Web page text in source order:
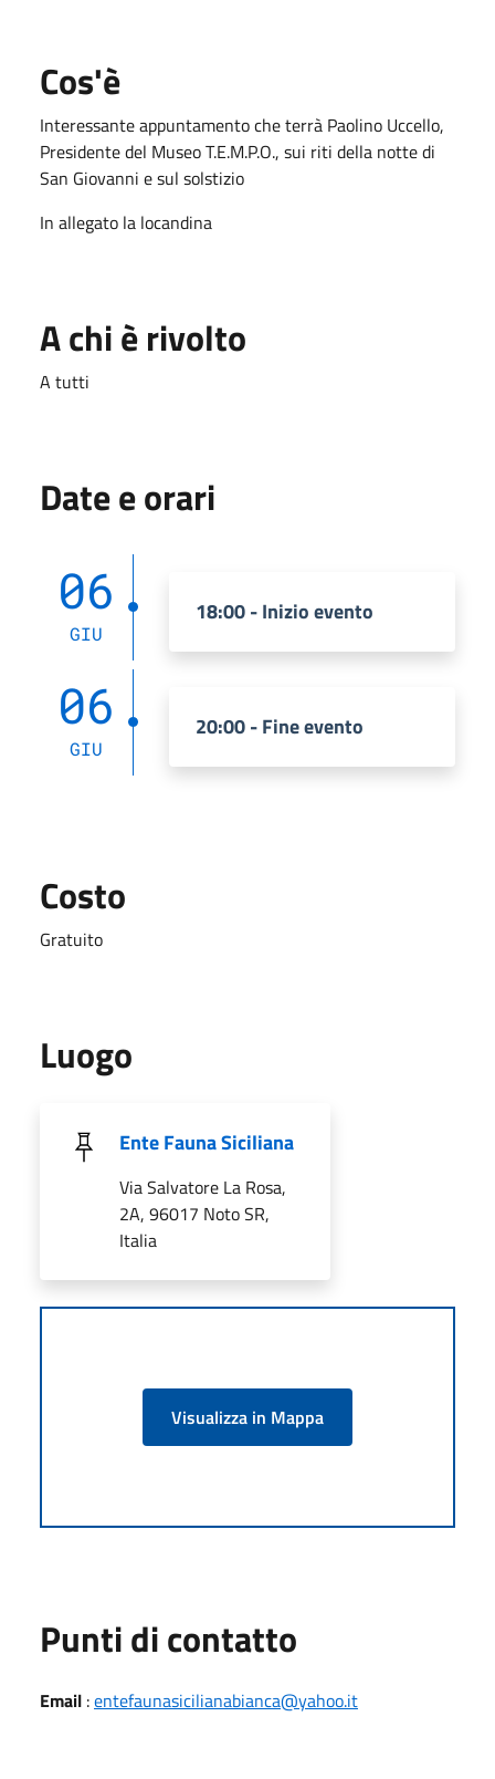
Cos'è
Interessante appuntamento che terrà Paolino Uccello,
Presidente del Museo T.E.M.P.O., sui riti della notte di
San Giovanni e sul solstizio
In allegato la locandina
A chi è rivolto
A tutti
Date e orari
06
GIU
18:00 - Inizio evento
06
GIU
20:00 - Fine evento
Costo
Gratuito
Luogo
Ente Fauna Siciliana
Via Salvatore La Rosa,
2A, 96017 Noto SR,
Italia
Visualizza in Mappa
Punti di contatto
Email :entefaunasicilianabianca@yahoo.it